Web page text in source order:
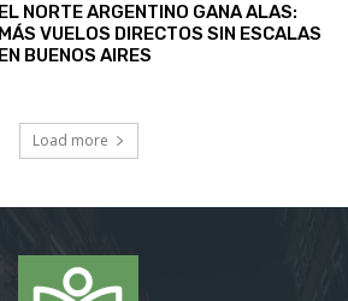
EL NORTE ARGENTINO GANA ALAS:
MÁS VUELOS DIRECTOS SIN ESCALAS
EN BUENOS AIRES
Load more